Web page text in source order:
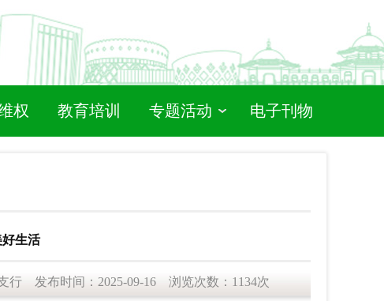
权 教育培训 专题活动 电子刊物
生活
行 发布时间：2025-09-16 浏览次数：1134次